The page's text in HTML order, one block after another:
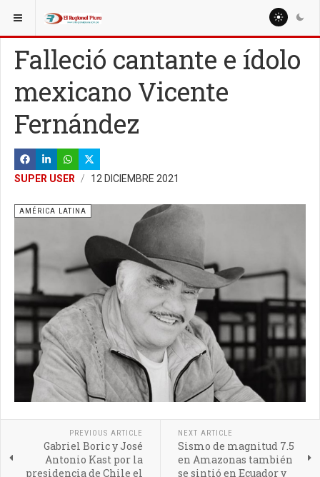
ESTÁ AQUÍ: MUNDO
Falleció cantante e ídolo
mexicano Vicente
Fernández
SUPER USER 12 DICIEMBRE 2021
AMÉRICA LATINA
PREVIOUS ARTICLE
Gabriel Boric y José
Antonio Kast por la
presidencia de Chile el
NEXT ARTICLE
Sismo de magnitud 7.5
en Amazonas también
se sintió en Ecuador y